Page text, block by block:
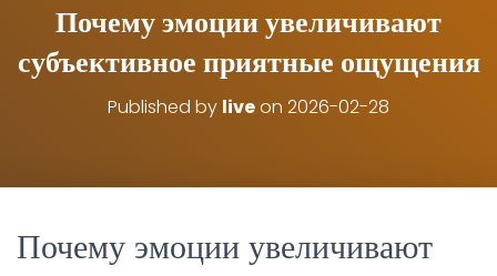
Почему эмоции увеличивают
субъективное приятные ощущения
Published by liveon 2026-02-28
Почему эмоции увеличивают